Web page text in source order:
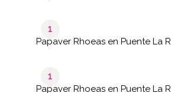
1
Papaver Rhoeas en Puente La
1
Papaver Rhoeas en Puente La